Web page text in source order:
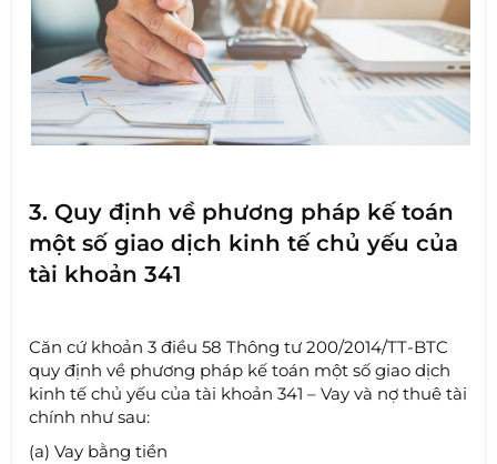
3. Quy định về phương pháp kế toán
một số giao dịch kinh tế chủ yếu của
tài khoản 341
Căn cứ khoản 3 điều 58 Thông tư 200/2014/TT-BTC
quy định về phương pháp kế toán một số giao dịch
kinh tế chủ yếu của tài khoản 341 – Vay và nợ thuê tài
chính như sau:
(a) Vay bằng tiền